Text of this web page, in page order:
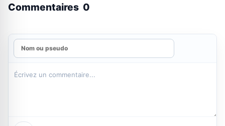
Commentaires 0